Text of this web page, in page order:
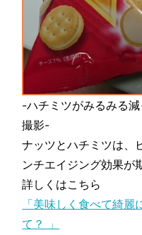
-ハチミツがみるみる
撮影-
ナッツとハチミツは、
ンチエイジング効果が
詳しくはこちら
「美味しく食べて綺
て？ 」